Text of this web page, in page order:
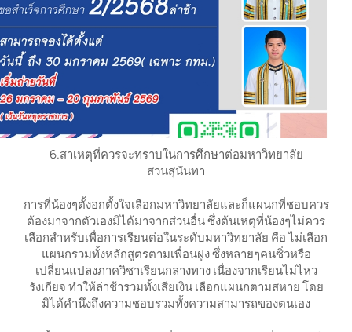
6.สาเหตุที่ควรจะทราบในการศึกษาต่อมหาวิทยาลัย
สวนสุนันทา
การที่น้องๆตั้งอกตั้งใจเลือกมหาวิทยาลัยและก็แผนกที่ชอบควร
ต้องมาจากตัวเองมิได้มาจากส่วนอื่น ซึ่งต้นเหตุที่น้องๆไม่ควร
เลือกสำหรับเพื่อการเรียนต่อในระดับมหาวิทยาลัย คือ ไม่เลือก
แผนกรวมทั้งหลักสูตรตามเพื่อนฝูง ซึ่งหลายๆคนซิ่วหรือ
เปลี่ยนแปลงภาควิชาเรียนกลางทาง เนื่องจากเรียนไม่ไหว
รังเกียจ ทำให้ล่าช้ารวมทั้งเสียเงิน เลือกแผนกตามสหาย โดย
มิได้คำนึงถึงความชอบรวมทั้งความสามารถของตนเอง